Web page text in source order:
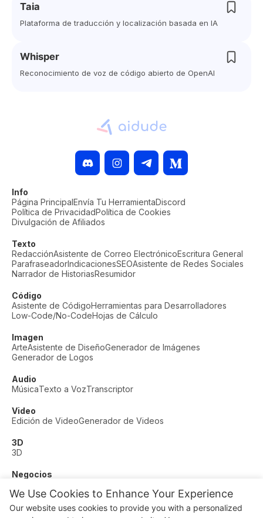
We Use Cookies to Enhance Your Experience
Our website uses cookies to provide you with a personalized
Taia
Plataforma de traducción y localización basada en IA
Whisper
Reconocimiento de voz de código abierto de OpenAI
Info
Página PrincipalEnvía Tu HerramientaDiscord
Política de PrivacidadPolítica de Cookies
Divulgación de Afiliados
Texto
RedacciónAsistente de Correo ElectrónicoEscritura General
ParafraseadorIndicacionesSEOAsistente de Redes Sociales
Narrador de HistoriasResumidor
Código
Asistente de CódigoHerramientas para Desarrolladores
Low-Code/No-CodeHojas de Cálculo
Imagen
ArteAsistente de DiseñoGenerador de Imágenes
Generador de Logos
Audio
MúsicaTexto a VozTranscriptor
Video
Edición de VideoGenerador de Videos
3D
3D
Negocios
Otros
Educación Fitness